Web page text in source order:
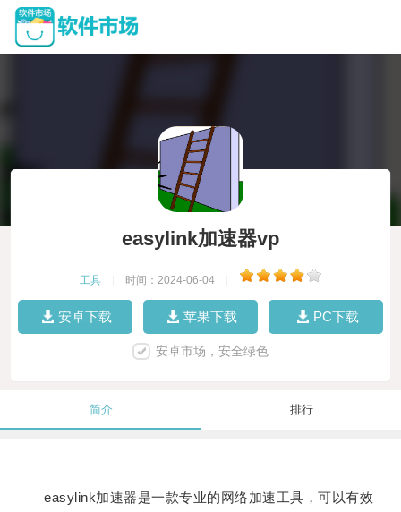
easylink加速器vp
工具 时间：2024-06-04
安卓下载 苹果下载 PC下载
安卓市场，安全绿色
简介 排行
easylink加速器是一款专业的网络加速工具，可以有效